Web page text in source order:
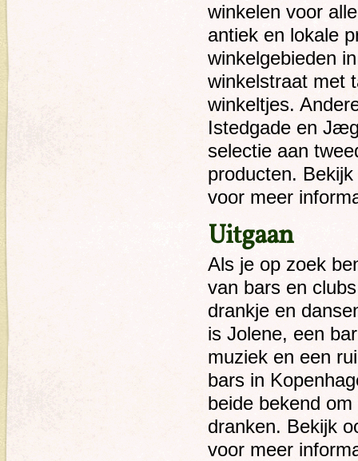
winkelen voor
antiek en lokale
winkelgebieden
winkelstraat met
winkeltjes.
Istedgade en
selectie aan
producten.
voor meer
Uitgaan
Als je op zoek
van bars en
drankje en
is Jolene, een
muziek en een
bars in
beide bekend
dranken. Bekijk
voor meer